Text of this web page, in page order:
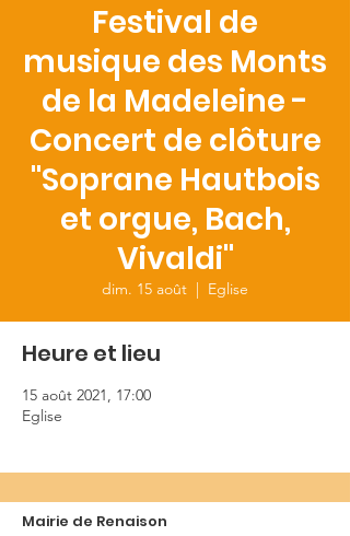
Festival de
musique des Monts
de la Madeleine -
Concert de clôture
"Soprane Hautbois
et orgue, Bach,
Vivaldi"
dim. 15 août
  |
Eglise
Heure et lieu
15 août 2021, 17:00
Eglise
Mairie de Renaison